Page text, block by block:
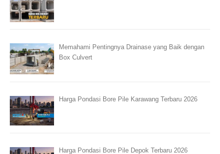
Memahami Pentingnya Drainase yang Baik dengan
Box Culvert
Harga Pondasi Bore Pile Karawang Terbaru 2026
Harga Pondasi Bore Pile Depok Terbaru 2026